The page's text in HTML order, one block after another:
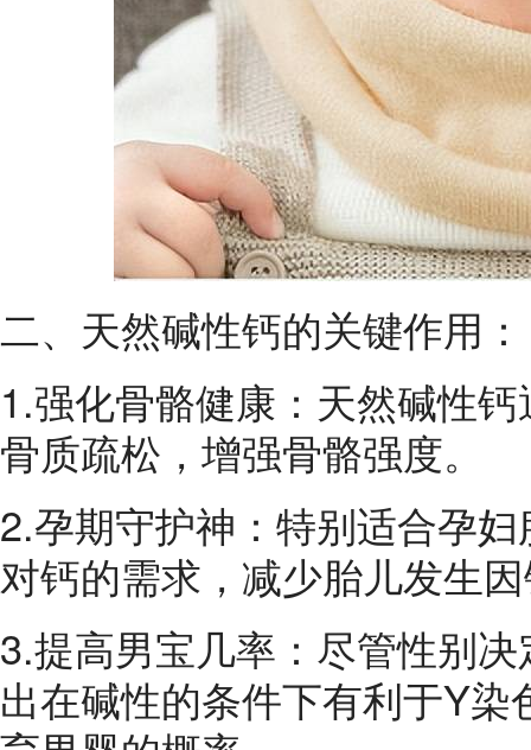
二、天然碱性钙的关键作用：
1.强化骨骼健康：天然碱性
骨质疏松，增强骨骼强度。
2.孕期守护神：特别适合孕
对钙的需求，减少胎儿发生
3.提高男宝几率：尽管性别
出在碱性的条件下有利于Y